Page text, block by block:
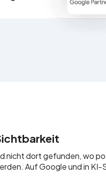
nicht dort gefunden, wo
Auf Google und in KI-